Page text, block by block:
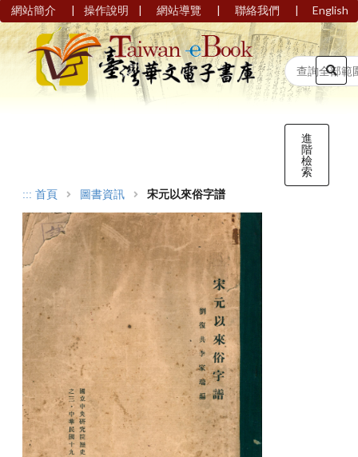
網站簡介 | 操作說明 | 網站導覽 | 聯絡我們 | English
進
階
檢
索
::: 首頁 圖書資訊 宋元以來俗字譜